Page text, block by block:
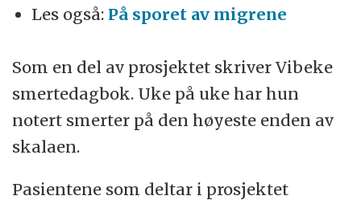
Les også: På sporet av migrene
Som en del av prosjektet skriver Vibeke
smertedagbok. Uke på uke har hun
notert smerter på den høyeste enden av
skalaen.
Pasientene som deltar i prosjektet